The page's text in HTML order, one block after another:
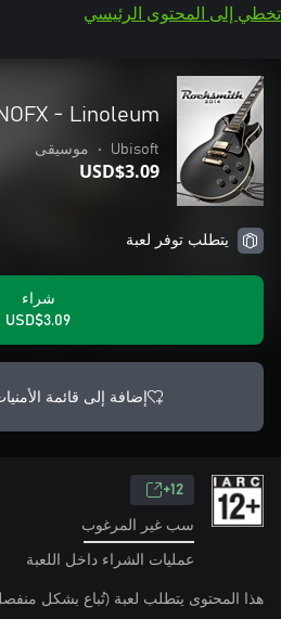
تخطي إلى المحتوى الرئيسي
- Linoleum
Ubisoft
• موسيقى
USD$3.09
يتطلب توفر لعبة
شراء
USD$3.09
إضافة إلى قائمة
12+
سب غير المرغوب
عمليات الشراء داخل اللعبة
هذا المحتوى يتطلب لعبة (تُباع بشكل